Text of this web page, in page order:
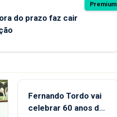
Premium
do prazo faz cair
Fernando Tordo vai
celebrar 60 anos de